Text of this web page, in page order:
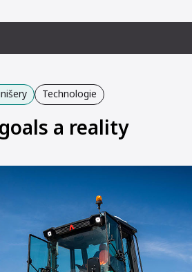
Technologie
a reality